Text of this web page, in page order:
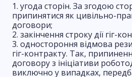
угода сторін. За згодою
припинятися як цивільно-
договори;
закінчення строку дії гіг-
одностороння відмова
гіг-контракту. Так,
договору з ініціативи
виключно у випадках,